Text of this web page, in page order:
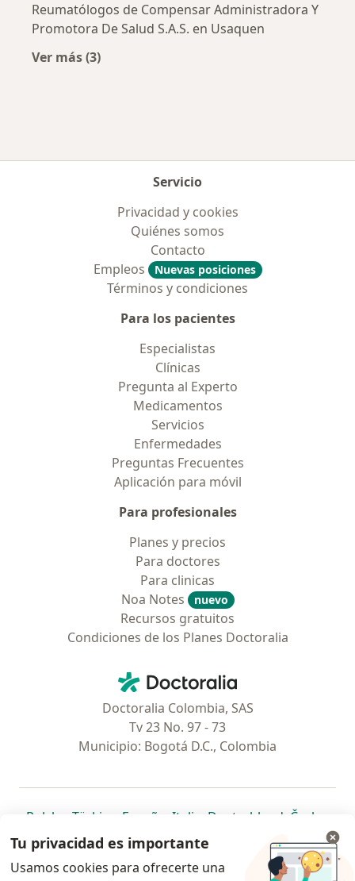
Reumatólogos de Compensar Administradora Y
Promotora De Salud S.A.S. en Usaquen
Ver más (3)
Servicio
Privacidad y cookies
Quiénes somos
Contacto
Empleos
Nuevas posiciones
Términos y condiciones
Para los pacientes
Especialistas
Clínicas
Pregunta al Experto
Medicamentos
Servicios
Enfermedades
Preguntas Frecuentes
Aplicación para móvil
Para profesionales
Planes y precios
Para doctores
Para clinicas
Noa Notes
nuevo
Recursos gratuitos
Condiciones de los Planes Doctoralia
Doctoralia - Página de inicio
Doctoralia Colombia, SAS
Tv 23 No. 97 - 73
Municipio: Bogotá D.C., Colombia
Polska se abre en una nueva pestaña
Türkiye se abre en una nueva pestaña
España se abre en una nueva pestaña
Italia se abre en una nueva
Deutschlandse abre en
Česko
Portugal
se abre en una nueva pestaña
México se abre en una nueva pestaña
Chile se abre en una nueva pestaña
Brasil se abre en una nueva
se abre en
se
se abre en una nueva
Tu privacidad es importante
Usamos cookies para ofrecerte una